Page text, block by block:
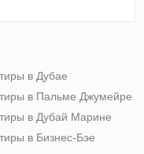
в Дубае
в Пальме Джумейре
в Дубай Марине
в Бизнес-Бэе